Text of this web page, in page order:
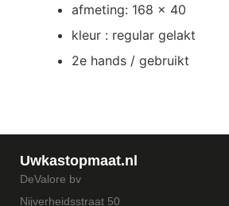
afmeting: 168 x 40
kleur : regular gelakt
2e hands / gebruikt
Uwkastopmaat.nl
DeValore bv
Nijverheidsstraat 50